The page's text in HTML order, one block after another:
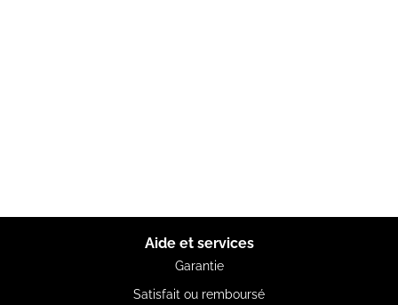
Aide et services
Garantie
Satisfait ou remboursé